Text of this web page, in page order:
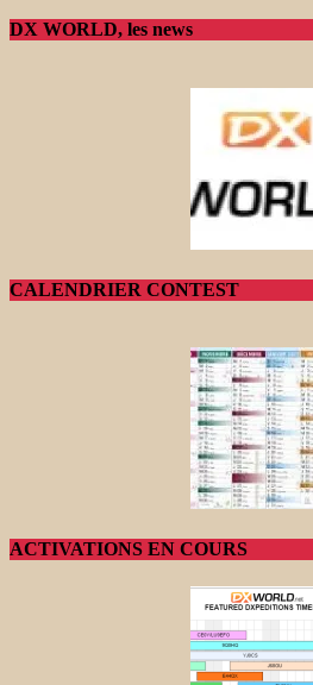
DX WORLD, les news
CALENDRIER CONTEST
ACTIVATIONS EN COURS